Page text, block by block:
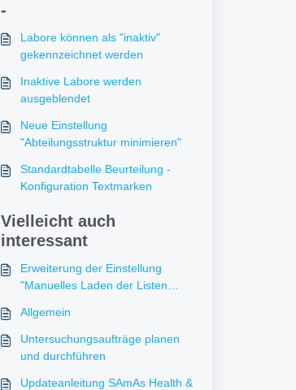
-
Labore können als "inaktiv"
gekennzeichnet werden
Inaktive Labore werden
ausgeblendet
Neue Einstellung
"Abteilungsstruktur minimieren"
Standardtabelle Beurteilung -
Konfiguration Textmarken
Vielleicht auch
interessant
Erweiterung der Einstellung
"Manuelles Laden der Listen
Allgemein
Untersuchungsaufträge planen
und durchführen
Updateanleitung SAmAs Health &